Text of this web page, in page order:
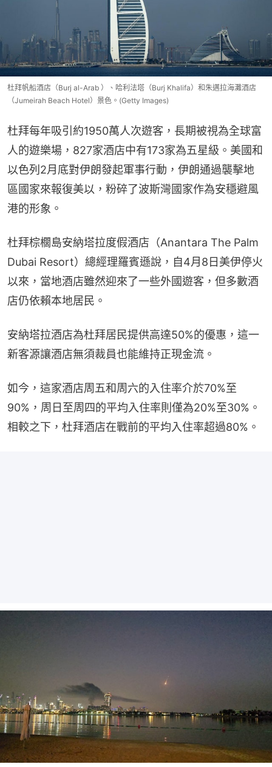
杜拜帆船酒店（Burj al-Arab ）、哈利法塔（Burj Khalifa）和朱邁拉海灘酒店
（Jumeirah Beach Hotel）景色。(Getty Images)
杜拜每年吸引約1950萬人次遊客，長期被視為全球富
人的遊樂場，827家酒店中有173家為五星級。美國和
以色列2月底對伊朗發起軍事行動，伊朗通過襲擊地
區國家來報復美以，粉碎了波斯灣國家作為安穩避風
港的形象。
杜拜棕櫚島安納塔拉度假酒店（Anantara The Palm
Dubai Resort）總經理羅賓遜說，自4月8日美伊停火
以來，當地酒店雖然迎來了一些外國遊客，但多數酒
店仍依賴本地居民。
安納塔拉酒店為杜拜居民提供高達50%的優惠，這一
新客源讓酒店無須裁員也能維持正現金流。
如今，這家酒店周五和周六的入住率介於70%至
90%，周日至周四的平均入住率則僅為20%至30%。
相較之下，杜拜酒店在戰前的平均入住率超過80%。